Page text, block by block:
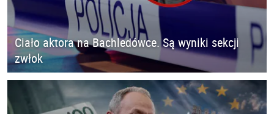
Ciało aktora na Bachledówce. Są wyniki sekcji
zwłok